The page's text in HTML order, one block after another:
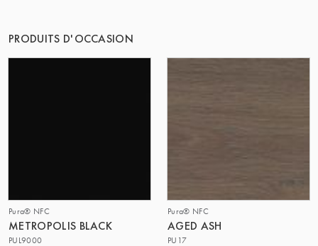
PRODUITS D'OCCASION
Pura® NFC
METROPOLIS BLACK
PUL9000
Pura® NFC
AGED ASH
PU17